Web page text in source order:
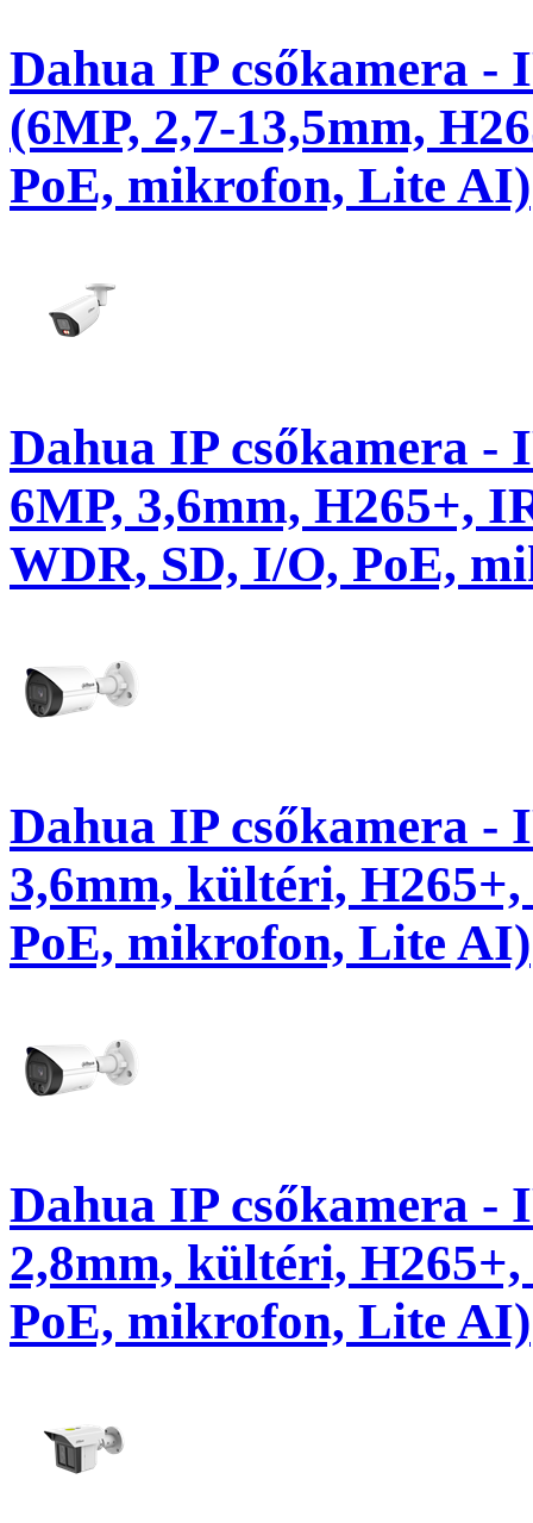
Dahua IP csőkamera
(6MP, 2,7-13,5mm,
PoE, mikrofon, Lite AI)
Dahua IP csőkamera
6MP, 3,6mm, H265+,
WDR, SD, I/O, PoE,
Dahua IP csőkamera -
3,6mm, kültéri,
PoE, mikrofon, Lite AI)
Dahua IP csőkamera -
2,8mm, kültéri,
PoE, mikrofon, Lite AI)